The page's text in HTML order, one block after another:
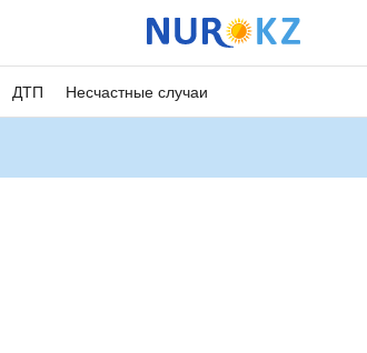
ДТП Несчастные случаи